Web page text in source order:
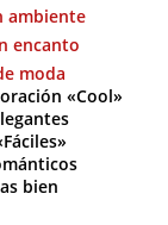
ambiente
encanto
moda
«Cool»
bien